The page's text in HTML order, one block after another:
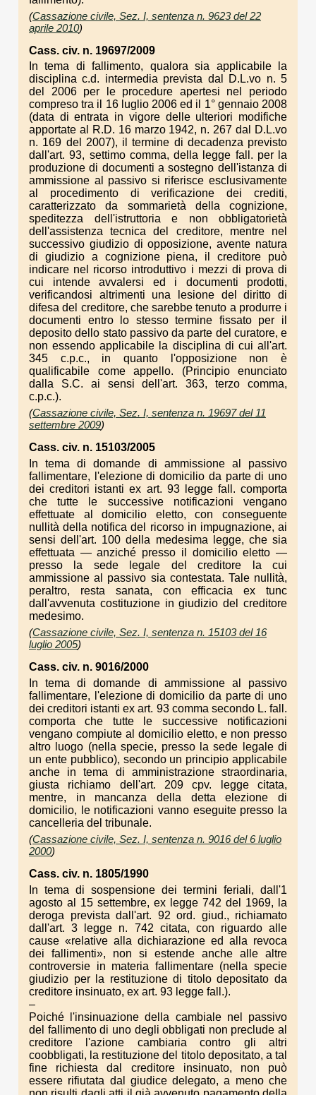
(Cassazione civile, Sez. I, sentenza n. 9623 del 22
aprile 2010)
Cass. civ. n. 19697/2009
In tema di fallimento, qualora sia applicabile la
disciplina c.d. intermedia prevista dal D.L.vo n. 5
del 2006 per le procedure apertesi nel periodo
compreso tra il 16 luglio 2006 ed il 1° gennaio 2008
(data di entrata in vigore delle ulteriori modifiche
apportate al R.D. 16 marzo 1942, n. 267 dal D.L.vo
n. 169 del 2007), il termine di decadenza previsto
dall'art. 93, settimo comma, della legge fall. per la
produzione di documenti a sostegno dell'istanza di
ammissione al passivo si riferisce esclusivamente
al procedimento di verificazione dei crediti,
caratterizzato da sommarietà della cognizione,
speditezza dell'istruttoria e non obbligatorietà
dell'assistenza tecnica del creditore, mentre nel
successivo giudizio di opposizione, avente natura
di giudizio a cognizione piena, il creditore può
indicare nel ricorso introduttivo i mezzi di prova di
cui intende avvalersi ed i documenti prodotti,
verificandosi altrimenti una lesione del diritto di
difesa del creditore, che sarebbe tenuto a produrre i
documenti entro lo stesso termine fissato per il
deposito dello stato passivo da parte del curatore, e
non essendo applicabile la disciplina di cui all'art.
345 c.p.c., in quanto l'opposizione non è
qualificabile come appello. (Principio enunciato
dalla S.C. ai sensi dell'art. 363, terzo comma,
c.p.c.).
(Cassazione civile, Sez. I, sentenza n. 19697 del 11
settembre 2009)
Cass. civ. n. 15103/2005
In tema di domande di ammissione al passivo
fallimentare, l'elezione di domicilio da parte di uno
dei creditori istanti ex art. 93 legge fall. comporta
che tutte le successive notificazioni vengano
effettuate al domicilio eletto, con conseguente
nullità della notifica del ricorso in impugnazione, ai
sensi dell'art. 100 della medesima legge, che sia
effettuata — anziché presso il domicilio eletto —
presso la sede legale del creditore la cui
ammissione al passivo sia contestata. Tale nullità,
peraltro, resta sanata, con efficacia ex tunc
dall'avvenuta costituzione in giudizio del creditore
medesimo.
(Cassazione civile, Sez. I, sentenza n. 15103 del 16
luglio 2005)
Cass. civ. n. 9016/2000
In tema di domande di ammissione al passivo
fallimentare, l'elezione di domicilio da parte di uno
dei creditori istanti ex art. 93 comma secondo L. fall.
comporta che tutte le successive notificazioni
vengano compiute al domicilio eletto, e non presso
altro luogo (nella specie, presso la sede legale di
un ente pubblico), secondo un principio applicabile
anche in tema di amministrazione straordinaria,
giusta richiamo dell'art. 209 cpv. legge citata,
mentre, in mancanza della detta elezione di
domicilio, le notificazioni vanno eseguite presso la
cancelleria del tribunale.
(Cassazione civile, Sez. I, sentenza n. 9016 del 6 luglio
2000)
Cass. civ. n. 1805/1990
In tema di sospensione dei termini feriali, dall'1
agosto al 15 settembre, ex legge 742 del 1969, la
deroga prevista dall'art. 92 ord. giud., richiamato
dall'art. 3 legge n. 742 citata, con riguardo alle
cause «relative alla dichiarazione ed alla revoca
dei fallimenti», non si estende anche alle altre
controversie in materia fallimentare (nella specie
giudizio per la restituzione di titolo depositato da
creditore insinuato, ex art. 93 legge fall.).
–
Poiché l'insinuazione della cambiale nel passivo
del fallimento di uno degli obbligati non preclude al
creditore l'azione cambiaria contro gli altri
coobbligati, la restituzione del titolo depositato, a tal
fine richiesta dal creditore insinuato, non può
essere rifiutata dal giudice delegato, a meno che